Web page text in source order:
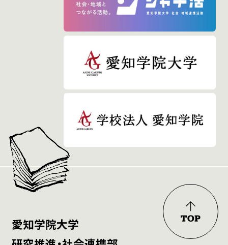
愛知学院大学